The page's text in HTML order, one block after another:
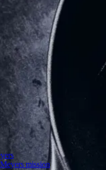
Gem opskrift
mad
Meyers mission